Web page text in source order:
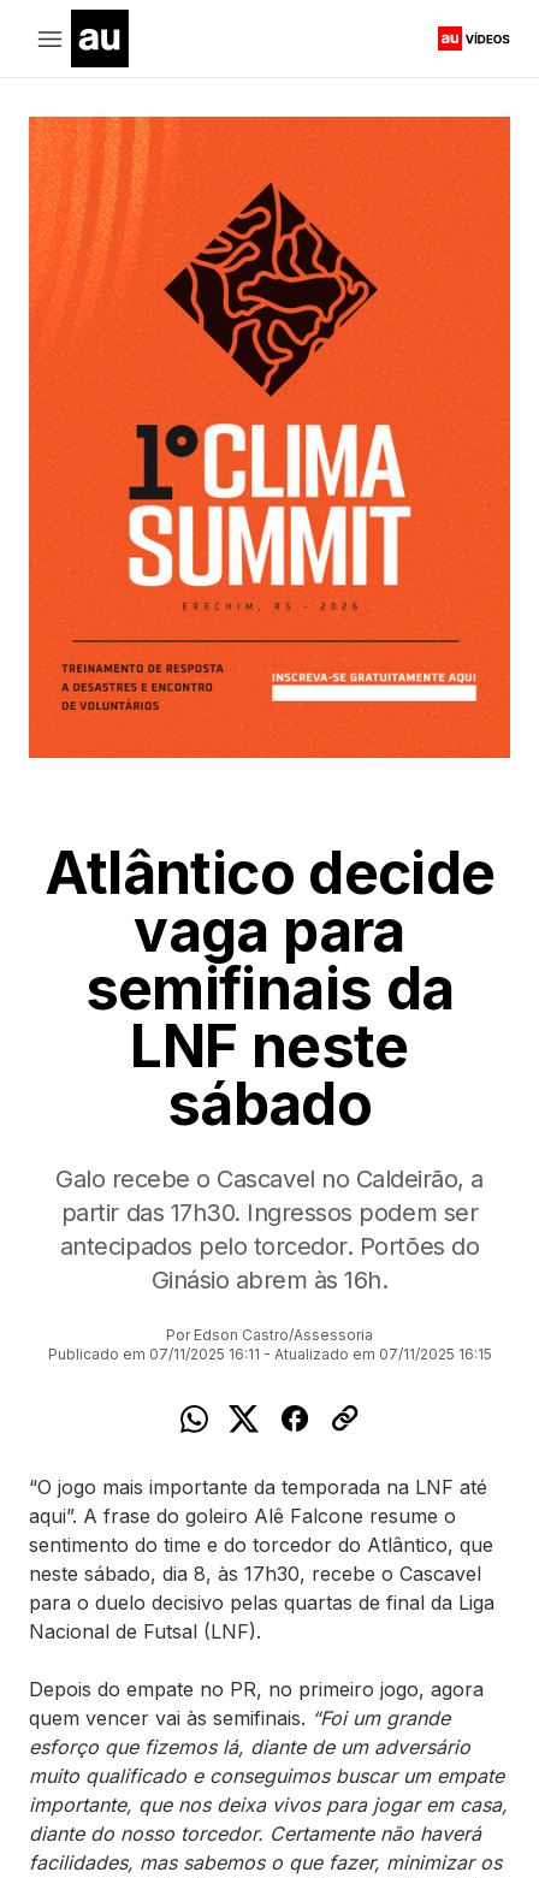
Atlântico decide
vaga para
semifinais da
LNF neste
sábado
Galo recebe o Cascavel no Caldeirão, a
partir das 17h30. Ingressos podem ser
antecipados pelo torcedor. Portões do
Ginásio abrem às 16h.
Por Edson Castro/Assessoria
Publicado em 07/11/2025 16:11 - Atualizado em 07/11/2025 16:15
“O jogo mais importante da temporada na LNF até
aqui”. A frase do goleiro Alê Falcone resume o
sentimento do time e do torcedor do Atlântico, que
neste sábado, dia 8, às 17h30, recebe o Cascavel
para o duelo decisivo pelas quartas de final da Liga
Nacional de Futsal (LNF).
Depois do empate no PR, no primeiro jogo, agora
quem vencer vai às semifinais. “Foi um grande
esforço que fizemos lá, diante de um adversário
muito qualificado e conseguimos buscar um empate
importante, que nos deixa vivos para jogar em casa,
diante do nosso torcedor. Certamente não haverá
facilidades, mas sabemos o que fazer, minimizar os